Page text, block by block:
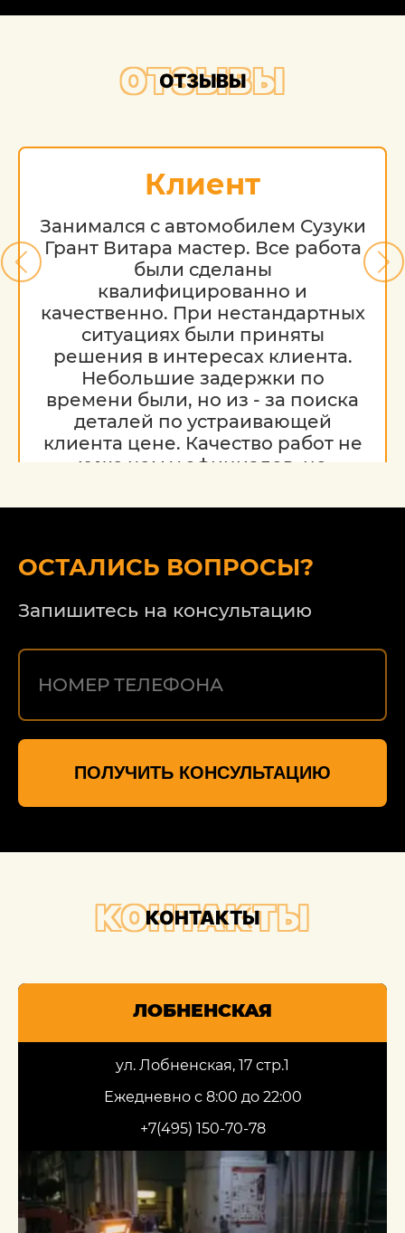
ОТЗЫВЫ
ОТЗЫВЫ
Клиент
Занимался с автомобилем Сузуки
Грант Витара мастер. Все работа
были сделаны
квалифицированно и
качественно. При нестандартных
ситуациях были приняты
решения в интересах клиента.
Небольшие задержки по
времени были, но из - за поиска
деталей по устраивающей
клиента цене. Качество работ не
хуже чем у официалов, но
работу, надеюсь на дальнейшее
ОСТАЛИСЬ ВОПРОСЫ?
Запишитесь на консультацию
ПОЛУЧИТЬ КОНСУЛЬТАЦИЮ
КОНТАКТЫ
КОНТАКТЫ
ЛОБНЕНСКАЯ
ул. Лобненская, 17 стр.1
Ежедневно с 8:00 до 22:00
+7(495) 150-70-78